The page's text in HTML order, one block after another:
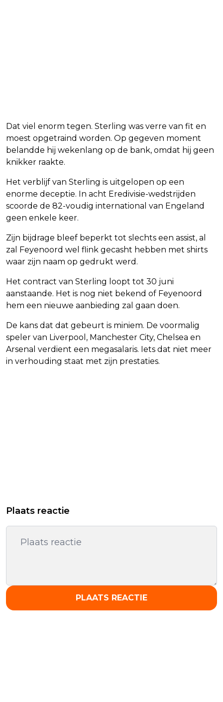
Dat viel enorm tegen. Sterling was verre van fit en
moest opgetraind worden. Op gegeven moment
belandde hij wekenlang op de bank, omdat hij geen
knikker raakte.
Het verblijf van Sterling is uitgelopen op een
enorme deceptie. In acht Eredivisie-wedstrijden
scoorde de 82-voudig international van Engeland
geen enkele keer.
Zijn bijdrage bleef beperkt tot slechts een assist, al
zal Feyenoord wel flink gecasht hebben met shirts
waar zijn naam op gedrukt werd.
Het contract van Sterling loopt tot 30 juni
aanstaande. Het is nog niet bekend of Feyenoord
hem een nieuwe aanbieding zal gaan doen.
De kans dat dat gebeurt is miniem. De voormalig
speler van Liverpool, Manchester City, Chelsea en
Arsenal verdient een megasalaris. Iets dat niet meer
in verhouding staat met zijn prestaties.
Plaats reactie
PLAATS REACTIE